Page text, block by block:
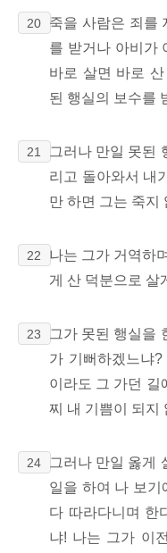
20
죽을 사람은 죄를
를 받거나 아비가
바로 살면 바로
된 행실의 보수를
21
그러나 만일 못된
리고 돌아와서 내
만 하면 그는 죽지
22
나는 그가 거역하
게 산 덕분으로 살
23
그가 못된 행실을
가 기뻐하겠느냐
이라도 그 가던 길
찌 내 기쁨이 되지
24
그러나 만일 옳게
일을 하여 나 보기
다 따라다니며 한
냐! 나는 그가 이